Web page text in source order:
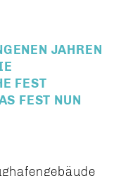
JAHREN
FEST
FEST NUN